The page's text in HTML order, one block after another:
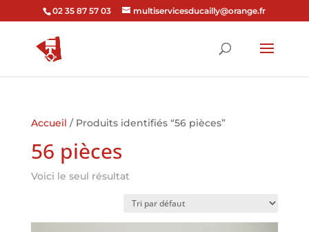
02 35 87 57 03 multiservicesducailly@orange.fr
Accueil / Produits identifiés “56 pièces”
56 pièces
Voici le seul résultat